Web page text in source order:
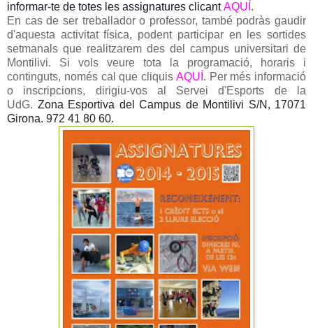
informar-te de totes les assignatures clicantAQUÍ .
En cas de ser treballador o professor, també podràs gaudir
d'aquesta activitat física, podent participar en les sortides
setmanals que realitzarem des del campus universitari de
Montilivi. Si vols veure tota la programació, horaris i
continguts, només cal que cliquis AQUÍ . Per més informació
o inscripcions, dirigiu-vos al Servei d'Esports de la
UdG. Zona Esportiva del Campus de Montilivi S/N, 17071
Girona. 972 41 80 60.